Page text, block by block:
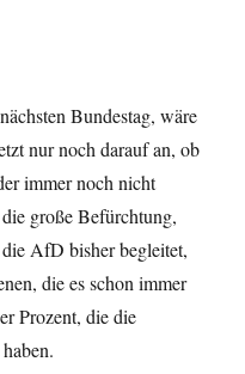
Bundestag, wäre
nur noch darauf an, ob
immer noch nicht
große Befürchtung,
AfD bisher begleitet,
die es schon immer
Prozent, die die